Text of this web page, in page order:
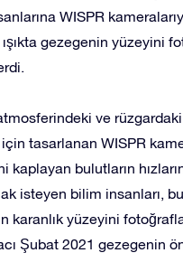
WISPR
gezegenin yüzeyini
ve
tasarlanan WISPR
kaplayan bulutların
isteyen bilim insanları,
karanlık yüzeyini
Şubat 2021 gezegenin